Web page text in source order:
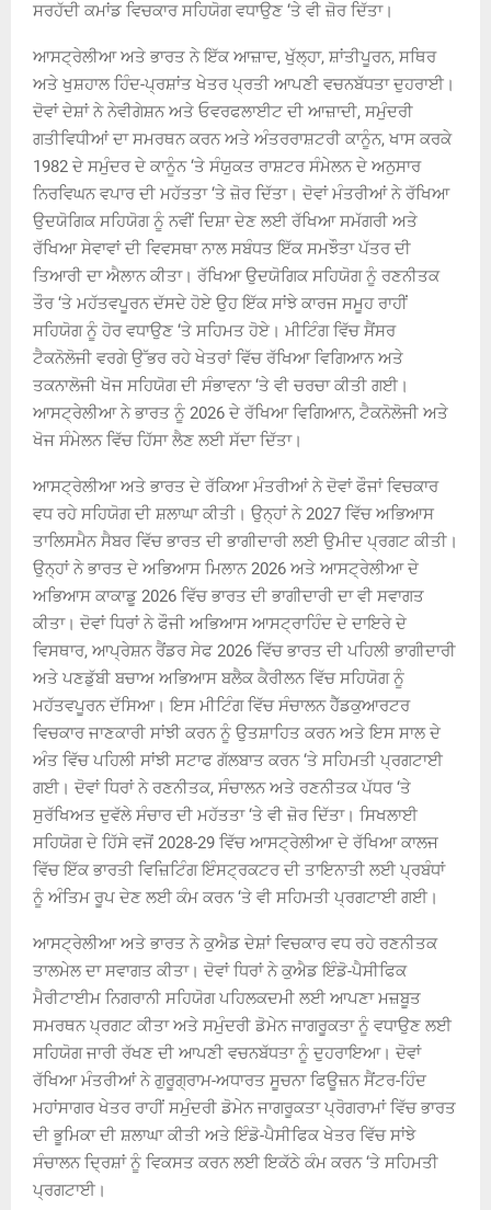
ਸਰਹੱਦੀ ਕਮਾਂਡ ਵਿਚਕਾਰ ਸਹਿਯੋਗ ਵਧਾਉਣ ‘ਤੇ ਵੀ ਜ਼ੋਰ ਦਿੱਤਾ।
ਆਸਟ੍ਰੇਲੀਆ ਅਤੇ ਭਾਰਤ ਨੇ ਇੱਕ ਆਜ਼ਾਦ, ਖੁੱਲ੍ਹਾ, ਸ਼ਾਂਤੀਪੂਰਨ, ਸਥਿਰ
ਅਤੇ ਖੁਸ਼ਹਾਲ ਹਿੰਦ-ਪ੍ਰਸ਼ਾਂਤ ਖੇਤਰ ਪ੍ਰਤੀ ਆਪਣੀ ਵਚਨਬੱਧਤਾ ਦੁਹਰਾਈ।
ਦੋਵਾਂ ਦੇਸ਼ਾਂ ਨੇ ਨੇਵੀਗੇਸ਼ਨ ਅਤੇ ਓਵਰਫਲਾਈਟ ਦੀ ਆਜ਼ਾਦੀ, ਸਮੁੰਦਰੀ
ਗਤੀਵਿਧੀਆਂ ਦਾ ਸਮਰਥਨ ਕਰਨ ਅਤੇ ਅੰਤਰਰਾਸ਼ਟਰੀ ਕਾਨੂੰਨ, ਖਾਸ ਕਰਕੇ
1982 ਦੇ ਸਮੁੰਦਰ ਦੇ ਕਾਨੂੰਨ ‘ਤੇ ਸੰਯੁਕਤ ਰਾਸ਼ਟਰ ਸੰਮੇਲਨ ਦੇ ਅਨੁਸਾਰ
ਨਿਰਵਿਘਨ ਵਪਾਰ ਦੀ ਮਹੱਤਤਾ ‘ਤੇ ਜ਼ੋਰ ਦਿੱਤਾ। ਦੋਵਾਂ ਮੰਤਰੀਆਂ ਨੇ ਰੱਖਿਆ
ਉਦਯੋਗਿਕ ਸਹਿਯੋਗ ਨੂੰ ਨਵੀਂ ਦਿਸ਼ਾ ਦੇਣ ਲਈ ਰੱਖਿਆ ਸਮੱਗਰੀ ਅਤੇ
ਰੱਖਿਆ ਸੇਵਾਵਾਂ ਦੀ ਵਿਵਸਥਾ ਨਾਲ ਸਬੰਧਤ ਇੱਕ ਸਮਝੌਤਾ ਪੱਤਰ ਦੀ
ਤਿਆਰੀ ਦਾ ਐਲਾਨ ਕੀਤਾ। ਰੱਖਿਆ ਉਦਯੋਗਿਕ ਸਹਿਯੋਗ ਨੂੰ ਰਣਨੀਤਕ
ਤੌਰ ‘ਤੇ ਮਹੱਤਵਪੂਰਨ ਦੱਸਦੇ ਹੋਏ ਉਹ ਇੱਕ ਸਾਂਝੇ ਕਾਰਜ ਸਮੂਹ ਰਾਹੀਂ
ਸਹਿਯੋਗ ਨੂੰ ਹੋਰ ਵਧਾਉਣ ‘ਤੇ ਸਹਿਮਤ ਹੋਏ। ਮੀਟਿੰਗ ਵਿੱਚ ਸੈਂਸਰ
ਟੈਕਨੋਲੋਜੀ ਵਰਗੇ ਉੱਭਰ ਰਹੇ ਖੇਤਰਾਂ ਵਿੱਚ ਰੱਖਿਆ ਵਿਗਿਆਨ ਅਤੇ
ਤਕਨਾਲੋਜੀ ਖੋਜ ਸਹਿਯੋਗ ਦੀ ਸੰਭਾਵਨਾ ‘ਤੇ ਵੀ ਚਰਚਾ ਕੀਤੀ ਗਈ।
ਆਸਟ੍ਰੇਲੀਆ ਨੇ ਭਾਰਤ ਨੂੰ 2026 ਦੇ ਰੱਖਿਆ ਵਿਗਿਆਨ, ਟੈਕਨੋਲੋਜੀ ਅਤੇ
ਖੋਜ ਸੰਮੇਲਨ ਵਿੱਚ ਹਿੱਸਾ ਲੈਣ ਲਈ ਸੱਦਾ ਦਿੱਤਾ।
ਆਸਟ੍ਰੇਲੀਆ ਅਤੇ ਭਾਰਤ ਦੇ ਰੱਕਿਆ ਮੰਤਰੀਆਂ ਨੇ ਦੋਵਾਂ ਫੌਜਾਂ ਵਿਚਕਾਰ
ਵਧ ਰਹੇ ਸਹਿਯੋਗ ਦੀ ਸ਼ਲਾਘਾ ਕੀਤੀ। ਉਨ੍ਹਾਂ ਨੇ 2027 ਵਿੱਚ ਅਭਿਆਸ
ਤਾਲਿਸਮੈਨ ਸੈਬਰ ਵਿੱਚ ਭਾਰਤ ਦੀ ਭਾਗੀਦਾਰੀ ਲਈ ਉਮੀਦ ਪ੍ਰਗਟ ਕੀਤੀ।
ਉਨ੍ਹਾਂ ਨੇ ਭਾਰਤ ਦੇ ਅਭਿਆਸ ਮਿਲਾਨ 2026 ਅਤੇ ਆਸਟ੍ਰੇਲੀਆ ਦੇ
ਅਭਿਆਸ ਕਾਕਾਡੂ 2026 ਵਿੱਚ ਭਾਰਤ ਦੀ ਭਾਗੀਦਾਰੀ ਦਾ ਵੀ ਸਵਾਗਤ
ਕੀਤਾ। ਦੋਵਾਂ ਧਿਰਾਂ ਨੇ ਫੌਜੀ ਅਭਿਆਸ ਆਸਟ੍ਰਾਹਿੰਦ ਦੇ ਦਾਇਰੇ ਦੇ
ਵਿਸਥਾਰ, ਆਪ੍ਰੇਸ਼ਨ ਰੈਂਡਰ ਸੇਫ 2026 ਵਿੱਚ ਭਾਰਤ ਦੀ ਪਹਿਲੀ ਭਾਗੀਦਾਰੀ
ਅਤੇ ਪਣਡੁੱਬੀ ਬਚਾਅ ਅਭਿਆਸ ਬਲੈਕ ਕੈਰੀਲਨ ਵਿੱਚ ਸਹਿਯੋਗ ਨੂੰ
ਮਹੱਤਵਪੂਰਨ ਦੱਸਿਆ। ਇਸ ਮੀਟਿੰਗ ਵਿੱਚ ਸੰਚਾਲਨ ਹੈੱਡਕੁਆਰਟਰ
ਵਿਚਕਾਰ ਜਾਣਕਾਰੀ ਸਾਂਝੀ ਕਰਨ ਨੂੰ ਉਤਸ਼ਾਹਿਤ ਕਰਨ ਅਤੇ ਇਸ ਸਾਲ ਦੇ
ਅੰਤ ਵਿੱਚ ਪਹਿਲੀ ਸਾਂਝੀ ਸਟਾਫ ਗੱਲਬਾਤ ਕਰਨ ‘ਤੇ ਸਹਿਮਤੀ ਪ੍ਰਗਟਾਈ
ਗਈ। ਦੋਵਾਂ ਧਿਰਾਂ ਨੇ ਰਣਨੀਤਕ, ਸੰਚਾਲਨ ਅਤੇ ਰਣਨੀਤਕ ਪੱਧਰ ‘ਤੇ
ਸੁਰੱਖਿਅਤ ਦੁਵੱਲੇ ਸੰਚਾਰ ਦੀ ਮਹੱਤਤਾ ‘ਤੇ ਵੀ ਜ਼ੋਰ ਦਿੱਤਾ। ਸਿਖਲਾਈ
ਸਹਿਯੋਗ ਦੇ ਹਿੱਸੇ ਵਜੋਂ 2028-29 ਵਿੱਚ ਆਸਟ੍ਰੇਲੀਆ ਦੇ ਰੱਖਿਆ ਕਾਲਜ
ਵਿੱਚ ਇੱਕ ਭਾਰਤੀ ਵਿਜ਼ਿਟਿੰਗ ਇੰਸਟ੍ਰਕਟਰ ਦੀ ਤਾਇਨਾਤੀ ਲਈ ਪ੍ਰਬੰਧਾਂ
ਨੂੰ ਅੰਤਿਮ ਰੂਪ ਦੇਣ ਲਈ ਕੰਮ ਕਰਨ ‘ਤੇ ਵੀ ਸਹਿਮਤੀ ਪ੍ਰਗਟਾਈ ਗਈ।
ਆਸਟ੍ਰੇਲੀਆ ਅਤੇ ਭਾਰਤ ਨੇ ਕੁਐਡ ਦੇਸ਼ਾਂ ਵਿਚਕਾਰ ਵਧ ਰਹੇ ਰਣਨੀਤਕ
ਤਾਲਮੇਲ ਦਾ ਸਵਾਗਤ ਕੀਤਾ। ਦੋਵਾਂ ਧਿਰਾਂ ਨੇ ਕੁਐਡ ਇੰਡੋ-ਪੈਸੀਫਿਕ
ਮੈਰੀਟਾਈਮ ਨਿਗਰਾਨੀ ਸਹਿਯੋਗ ਪਹਿਲਕਦਮੀ ਲਈ ਆਪਣਾ ਮਜ਼ਬੂਤ
ਸਮਰਥਨ ਪ੍ਰਗਟ ਕੀਤਾ ਅਤੇ ਸਮੁੰਦਰੀ ਡੋਮੇਨ ਜਾਗਰੂਕਤਾ ਨੂੰ ਵਧਾਉਣ ਲਈ
ਸਹਿਯੋਗ ਜਾਰੀ ਰੱਖਣ ਦੀ ਆਪਣੀ ਵਚਨਬੱਧਤਾ ਨੂੰ ਦੁਹਰਾਇਆ। ਦੋਵਾਂ
ਰੱਖਿਆ ਮੰਤਰੀਆਂ ਨੇ ਗੁਰੂਗ੍ਰਾਮ-ਅਧਾਰਤ ਸੂਚਨਾ ਫਿਊਜ਼ਨ ਸੈਂਟਰ-ਹਿੰਦ
ਮਹਾਂਸਾਗਰ ਖੇਤਰ ਰਾਹੀਂ ਸਮੁੰਦਰੀ ਡੋਮੇਨ ਜਾਗਰੂਕਤਾ ਪ੍ਰੋਗਰਾਮਾਂ ਵਿੱਚ ਭਾਰਤ
ਦੀ ਭੂਮਿਕਾ ਦੀ ਸ਼ਲਾਘਾ ਕੀਤੀ ਅਤੇ ਇੰਡੋ-ਪੈਸੀਫਿਕ ਖੇਤਰ ਵਿੱਚ ਸਾਂਝੇ
ਸੰਚਾਲਨ ਦ੍ਰਿਸ਼ਾਂ ਨੂੰ ਵਿਕਸਤ ਕਰਨ ਲਈ ਇਕੱਠੇ ਕੰਮ ਕਰਨ ‘ਤੇ ਸਹਿਮਤੀ
ਪ੍ਰਗਟਾਈ।